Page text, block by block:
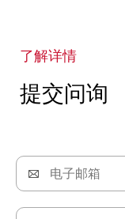
了解详情
提交问询